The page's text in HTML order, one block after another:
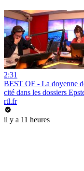
2:31
BEST OF - La doyenne
cité dans les dossiers
rtl.fr
il y a 11 heures